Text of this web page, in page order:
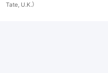
Tate, U.K.）